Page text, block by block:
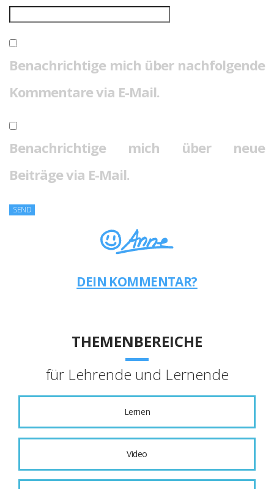
Benachrichtige mich über nachfolgende
Kommentare via E-Mail.
Benachrichtige mich über neue
Beiträge via E-Mail.
DEIN KOMMENTAR?
THEMENBEREICHE
für Lehrende und Lernende
Lernen
Video